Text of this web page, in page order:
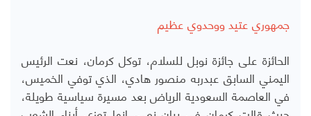
جمهوري عتيد ووحدوي عظيم
الحائزة على جائزة نوبل للسلام، توكل كرمان، نعت الرئيس
اليمني السابق عبدربه منصور هادي، الذي توفي الخميس،
في العاصمة السعودية الرياض بعد مسيرة سياسية طويلة،